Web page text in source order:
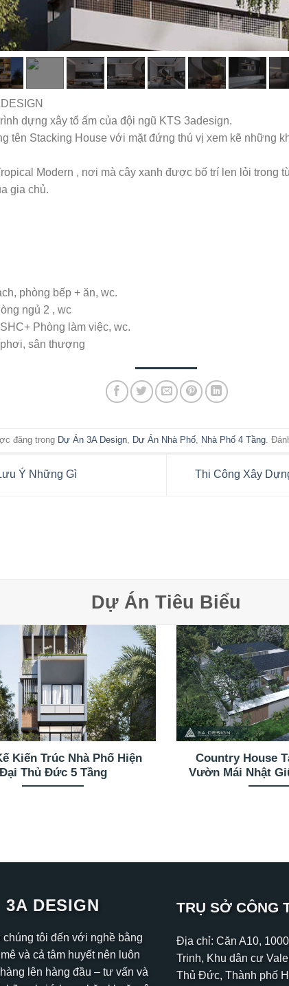
dựng xây tổ ấm của đội ngũ KTS 3adesign.
tên Stacking House với mặt đứng thú vị xem kẽ những
Modern , nơi mà cây xanh được bố trí len lỏi trong
gia chủ.
phòng bếp + ăn, wc.
ngủ 2 , wc
Phòng làm việc, wc.
sân thượng
đăng trong Dự Án 3A Design, Dự Án Nhà Phố, Nhà Phố 4 Tầng.
Ý Những Gì Thi Công Xây
Dự Án Tiêu Biểu
Kiến Trúc Nhà Phố Hiện
Đại Thủ Đức 5 Tầng
Country House
Vườn Mái Nhật
3A DESIGN
chúng tôi đến với nghề bằng
và cả tâm huyết nên luôn
lên hàng đầu – tư vấn và
TRỤ SỞ CÔNG
Địa chỉ: Căn A10,
Trinh, Khu dân cư
Thủ Đức, Thành phố